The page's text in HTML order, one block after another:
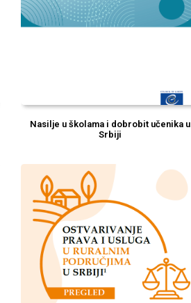
Nasilje u školama i dobrobit učenika u
Srbiji